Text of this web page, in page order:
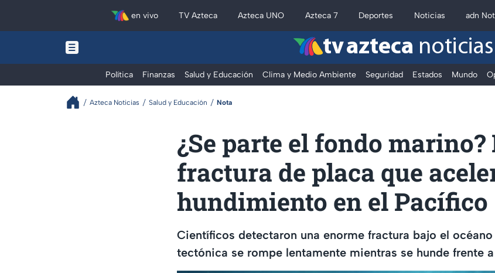
en vivo TV Azteca Azteca UNO Azteca 7 Deportes Noticias adn
tv azteca noticias
Política Finanzas Salud y Educación Clima y Medio Ambiente Seguridad Estados Mundo
Azteca Noticias Salud y Educación Nota
¿Se parte el fondo marino?
fractura de placa que
hundimiento en el Pacífico
Científicos detectaron una enorme fractura bajo el
tectónica se rompe lentamente mientras se hunde frente